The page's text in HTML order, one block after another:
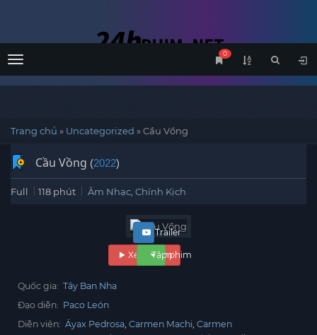
Menu
0
Trang chủ » Uncategorized »Cầu Vồng
Cầu Vồng (2022)
Full 118 phút Âm Nhạc Chính Kịch
Xem phim
Trailer
Tập phim
Quốc gia: Tây Ban Nha
Đạo diễn: Paco León
Diễn viên: Áyax Pedrosa Carmen Machi Carmen